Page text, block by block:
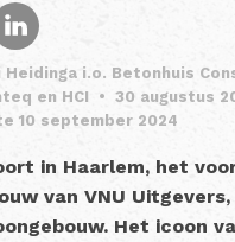
Heidinga i.o. Betonhuis
en HCI • 30 augustus
10 september 2024
in Haarlem, het
van VNU
Het icoon